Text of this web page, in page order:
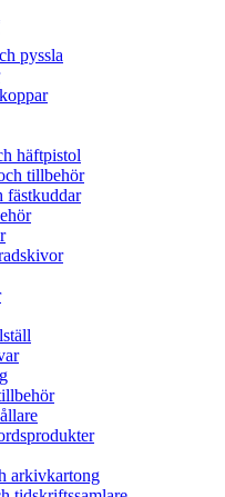
pyssla
häftpistol
tillbehör
fästkuddar
arkivkartong